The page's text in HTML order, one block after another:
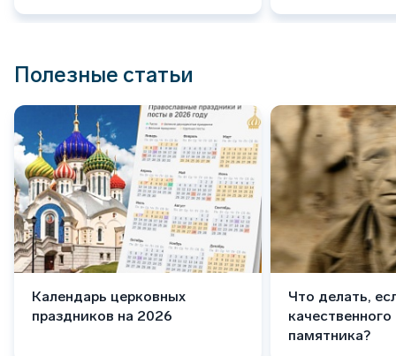
Полезные статьи
Календарь церковных
праздников на 2026
Что делать,
памятника?